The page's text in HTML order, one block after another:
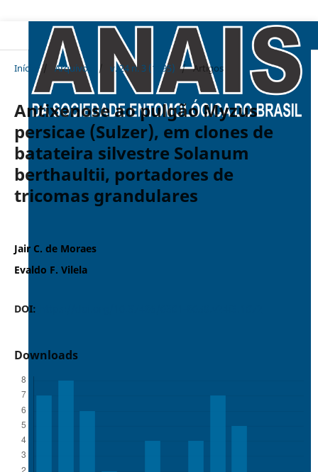
Início / Arquivos / v. 24 n. 3 (1995) / Artigos
Antixenose ao pulgão Myzus
persicae (Sulzer), em clones de
batateira silvestre Solanum
berthaultii, portadores de
tricomas grandulares
Jair C. de Moraes
Evaldo F. Vilela
DOI:
Downloads